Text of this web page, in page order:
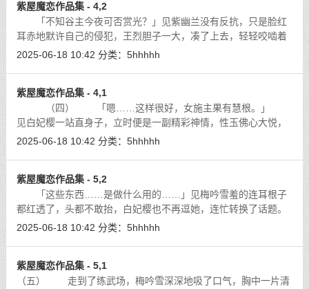
紫屋魔恋作品集 - 4,2
「不知谷主今夜可否赏光？」见紫幽兰没有反抗，只是脸红
耳赤地默许自己的侵犯，王烈胆子一大，凑了上去，轻轻咬啮着
紫幽兰纤巧的耳朵，「让本大王教晓谷主性欲之美……」
2025-06-18 10:42 分类： 5hhhhh
紫屋魔恋作品集 - 4,1
（四） 「嗯……这样很好，女施主果有慧根。」
见白妃樱一站直身子，立时便是一副精彩神情，性玉佛心大悦，
心中怨意仿佛都被这美景消散掉了。
2025-06-18 10:42 分类： 5hhhhh
紫屋魔恋作品集 - 5,2
「这些东西……是做什么用的……」见梅吟雪羞的连耳根子
都红透了，头都不敢抬，白妃樱也不再逗她，连忙转换了话题。
[详细]
2025-06-18 10:42 分类： 5hhhhh
紫屋魔恋作品集 - 5,1
（五） 走到了练武场，梅吟雪深深地吸了口气，胸中一片清